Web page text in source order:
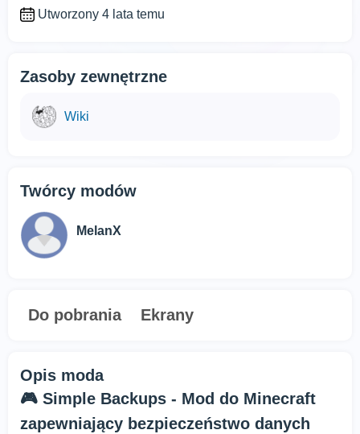
Utworzony 4 lata temu
Zasoby zewnętrzne
Wiki
Twórcy modów
MelanX
Do pobrania Ekrany
Opis moda
🎮 Simple Backups - Mod do Minecraft
zapewniający bezpieczeństwo danych